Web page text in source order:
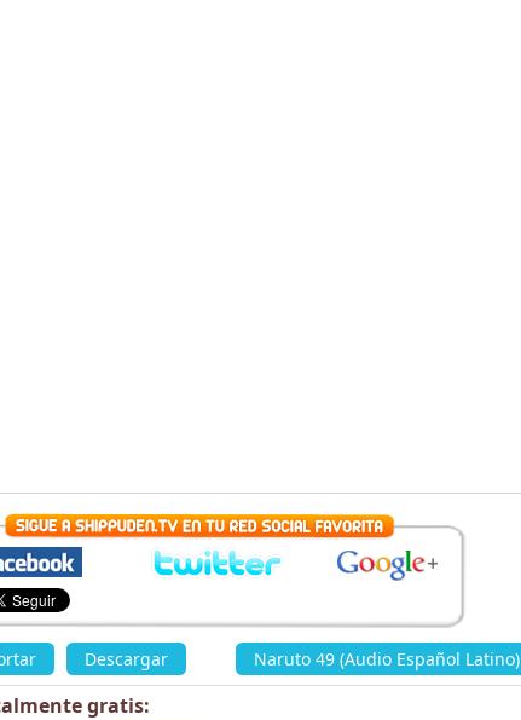
Descargar Naruto 49 (Audio Español Latino)
gratis: